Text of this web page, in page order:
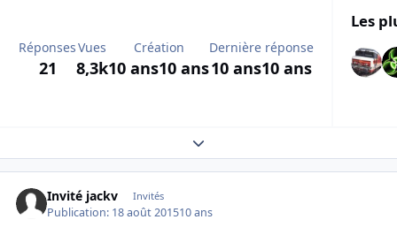
Réponses
21
Vues
8,3k
Création
10 ans10 ans
Dernière réponse
10 ans10 ans
Les
Expand topic overview
Invité jackv Invités
Publication: 18 août 201510 ans